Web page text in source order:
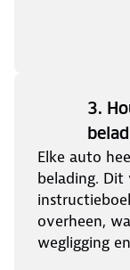
3.
Elke auto
belading.
overheen,
wegligging